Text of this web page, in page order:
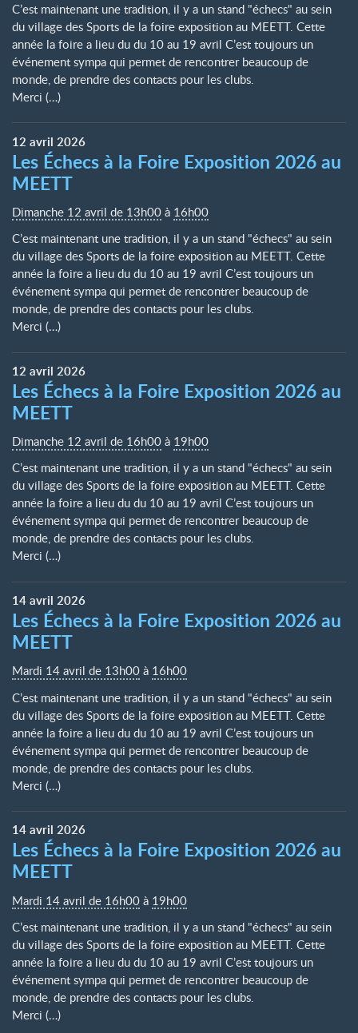
C’est maintenant une tradition, il y a un stand "échecs" au sein
du village des Sports de la foire exposition au MEETT. Cette
année la foire a lieu du du 10 au 19 avril C’est toujours un
événement sympa qui permet de rencontrer beaucoup de
monde, de prendre des contacts pour les clubs.
Merci (…)
12 avril 2026
Les Échecs à la Foire Exposition 2026 au
MEETT
Dimanche 12 avril de 13h00 à 16h00
C’est maintenant une tradition, il y a un stand "échecs" au sein
du village des Sports de la foire exposition au MEETT. Cette
année la foire a lieu du du 10 au 19 avril C’est toujours un
événement sympa qui permet de rencontrer beaucoup de
monde, de prendre des contacts pour les clubs.
Merci (…)
12 avril 2026
Les Échecs à la Foire Exposition 2026 au
MEETT
Dimanche 12 avril de 16h00 à 19h00
C’est maintenant une tradition, il y a un stand "échecs" au sein
du village des Sports de la foire exposition au MEETT. Cette
année la foire a lieu du du 10 au 19 avril C’est toujours un
événement sympa qui permet de rencontrer beaucoup de
monde, de prendre des contacts pour les clubs.
Merci (…)
14avril 2026
Les Échecs à la Foire Exposition 2026 au
MEETT
Mardi 14 avril de 13h00 à 16h00
C’est maintenant une tradition, il y a un stand "échecs" au sein
du village des Sports de la foire exposition au MEETT. Cette
année la foire a lieu du du 10 au 19 avril C’est toujours un
événement sympa qui permet de rencontrer beaucoup de
monde, de prendre des contacts pour les clubs.
Merci (…)
14avril 2026
Les Échecs à la Foire Exposition 2026 au
MEETT
Mardi 14 avril de 16h00 à 19h00
C’est maintenant une tradition, il y a un stand "échecs" au sein
du village des Sports de la foire exposition au MEETT. Cette
année la foire a lieu du du 10 au 19 avril C’est toujours un
événement sympa qui permet de rencontrer beaucoup de
monde, de prendre des contacts pour les clubs.
Merci (…)